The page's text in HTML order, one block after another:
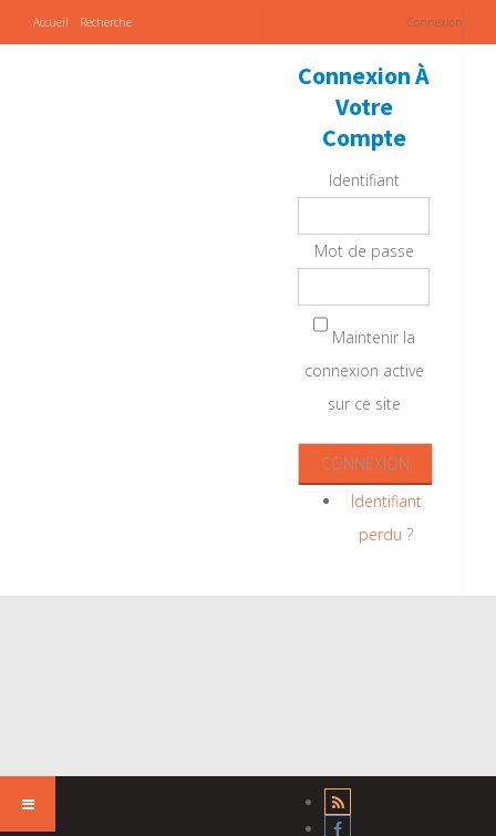
Accueil Recherche Connexion
Connexion À
Votre
Compte
Identifiant
Mot de passe
Maintenir la
connexion active
sur ce site
Identifiant
perdu ?